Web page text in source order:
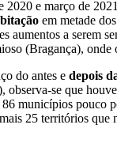
2020 e março de
em metade
aumentos a serem
(Bragança), onde
do antes e depois
observa-se que
86 municípios pouco
25 territórios que